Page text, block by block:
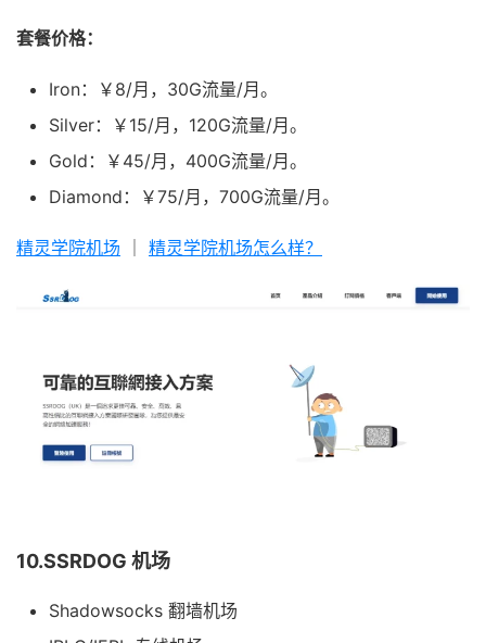
套餐价格：
Iron：￥8/月，30G流量/月。
Silver：￥15/月，120G流量/月。
Gold：￥45/月，400G流量/月。
Diamond：￥75/月，700G流量/月。
精灵学院机场 精灵学院机场怎么样？
10.SSRDOG 机场
Shadowsocks 翻墙机场